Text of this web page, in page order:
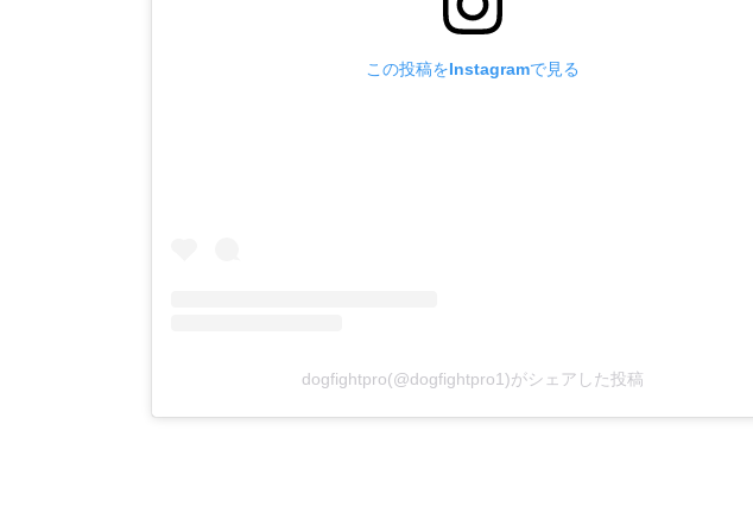
この投稿をInstagramで見る
dogfightpro(@dogfightpro1)がシェアした投稿